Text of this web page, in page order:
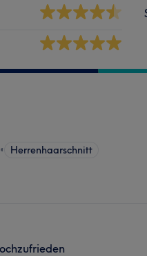
• Herrenhaarschnitt